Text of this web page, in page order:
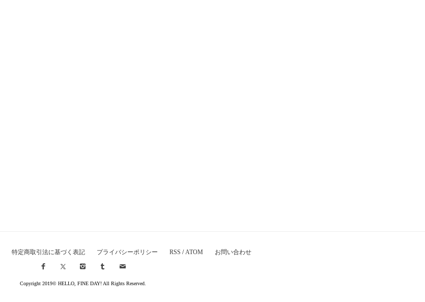
特定商取引法に基づく表記 プライバシーポリシー RSS /ATOM お問い合わせ
Copyright 2019© HELLO, FINE DAY! All Rights Reserved.